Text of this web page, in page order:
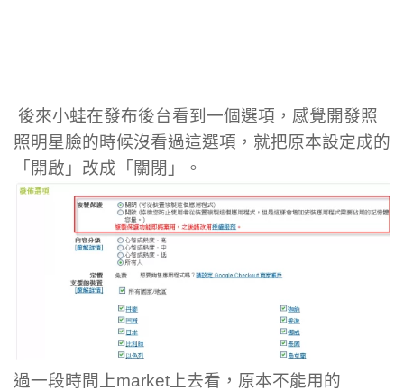
後來小蛙在發布後台看到一個選項，感覺開發照
照明星臉的時候沒看過這選項，就把原本設定成的
「開啟」改成「關閉」。
過一段時間上market上去看，原本不能用的